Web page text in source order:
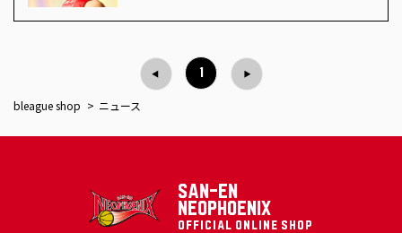
1
bleague shop ニュース
SAN-EN
NEOPHOENIX
OFFICIAL ONLINE SHOP